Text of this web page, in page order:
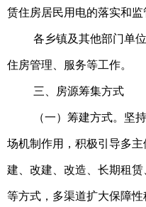
赁住房居民用电的落实和监
各乡镇及其他部门单
住房管理、服务等工作。
三、房源筹集方式
（一）筹建方式。坚
场机制作用，积极引导多
建、改建、改造、长期租
等方式，多渠道扩大保障性